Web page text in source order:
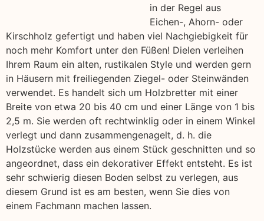
in der Regel aus
Eichen-, Ahorn- oder
Kirschholz gefertigt und haben viel Nachgiebigkeit für
noch mehr Komfort unter den Füßen! Dielen verleihen
Ihrem Raum ein alten, rustikalen Style und werden gern
in Häusern mit freiliegenden Ziegel- oder Steinwänden
verwendet. Es handelt sich um Holzbretter mit einer
Breite von etwa 20 bis 40 cm und einer Länge von 1 bis
2,5 m. Sie werden oft rechtwinklig oder in einem Winkel
verlegt und dann zusammengenagelt, d. h. die
Holzstücke werden aus einem Stück geschnitten und so
angeordnet, dass ein dekorativer Effekt entsteht. Es ist
sehr schwierig diesen Boden selbst zu verlegen, aus
diesem Grund ist es am besten, wenn Sie dies von
einem Fachmann machen lassen.